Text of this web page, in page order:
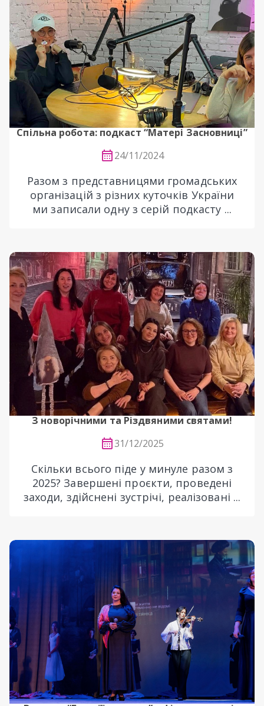
Спільна робота: подкаст “Матері Засновниці”
24/11/2024
Разом з представницями громадських
організацій з різних куточків України
ми записали одну з серій подкасту ...
З новорічними та Різдвяними святами!
31/12/2025
Скільки всього піде у минуле разом з
2025? Завершені проєкти, проведені
заходи, здійснені зустрічі, реалізовані ...